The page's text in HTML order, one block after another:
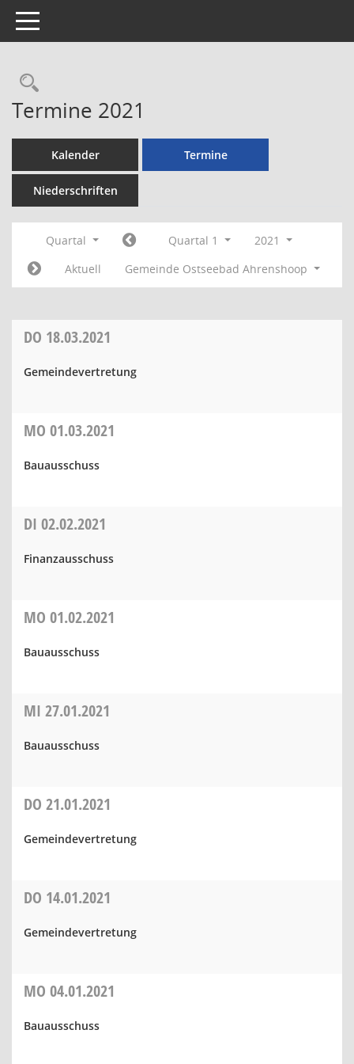
Toggle navigation
Rechercheauswahl
Termine 2021
Kalender Termine
Niederschriften
Quartal Quartal 1
2021
Aktuell
Gemeinde Ostseebad Ahrenshoop
DO 18.03.2021
Gemeindevertretung
MO 01.03.2021
Bauausschuss
DI 02.02.2021
Finanzausschuss
MO 01.02.2021
Bauausschuss
MI 27.01.2021
Bauausschuss
DO 21.01.2021
Gemeindevertretung
DO 14.01.2021
Gemeindevertretung
MO 04.01.2021
Bauausschuss